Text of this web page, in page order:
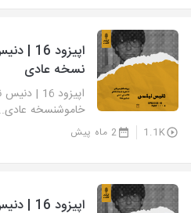
نسخه عادی
خاموشنسخه
1.1K 2 ماه پیش